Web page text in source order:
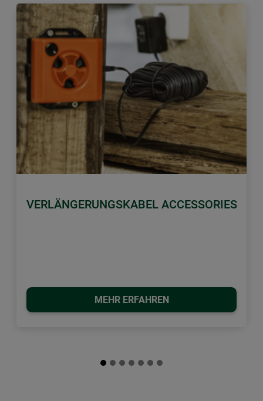
VERLÄNGERUNGSKABEL ACCESSORIES
MEHR ERFAHREN
Zurück Weiter